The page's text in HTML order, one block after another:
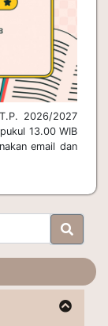
2026/2027
13.00 WIB
email dan